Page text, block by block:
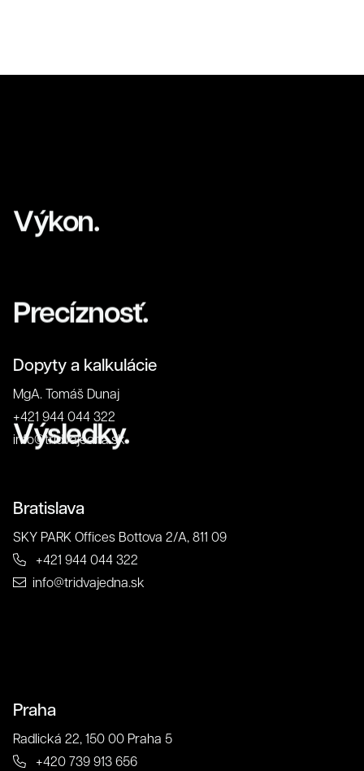
Zavrieť Odoslať
Výkon.
Precíznosť.
Výsledky.
Dopyty a kalkulácie
MgA. Tomáš Dunaj
+421 944 044 322
info@tridvajedna.sk
Bratislava
SKY PARK Offices Bottova 2/A, 811 09
+421 944 044 322
info@tridvajedna.sk
Praha
Radlická 22, 150 00 Praha 5
+420 739 913 656